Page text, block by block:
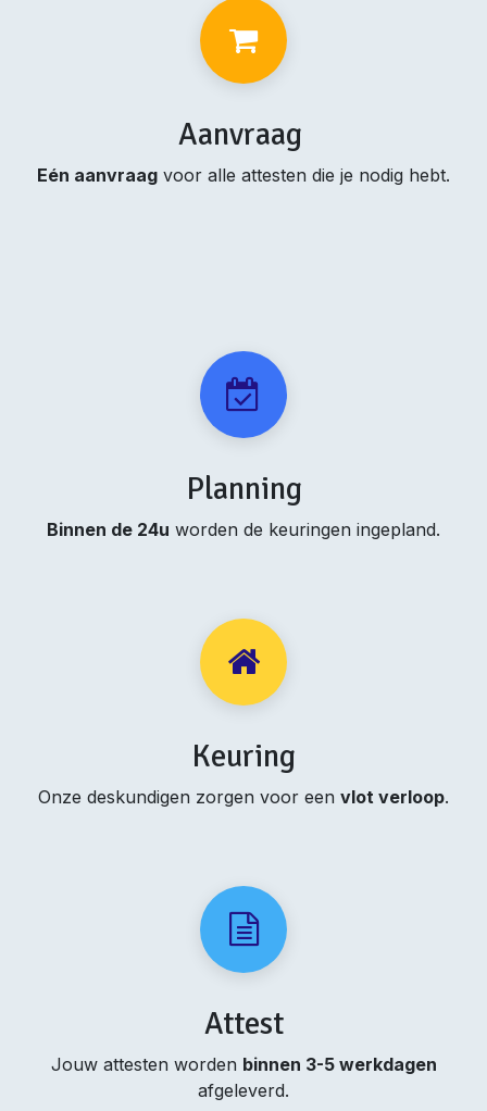
Aanvraag
Eén aanvraag voor alle attesten die je nodig hebt.
Planning
Binnen de 24u worden de keuringen ingepland.
Keuring
Onze deskundigen zorgen voor een vlot verloop.
Attest
Jouw attesten worden binnen 3-5 werkdagen
afgeleverd.